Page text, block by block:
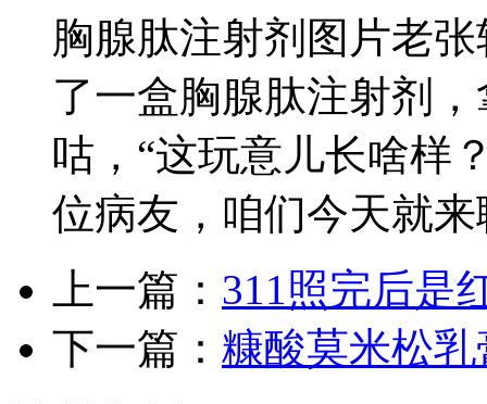
胸腺肽注射剂图片老
了一盒胸腺肽注射剂
咕，“这玩意儿长啥样
位病友，咱们今天就来
上一篇： 311照完后是
下一篇： 糠酸莫米松